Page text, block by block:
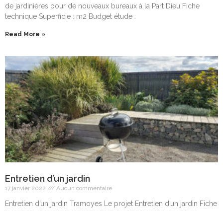
de jardinières pour de nouveaux bureaux à la Part Dieu Fiche
technique Superficie : m2 Budget étude :
Read More »
Entretien d’un jardin
17 janvier 2022 Aucun commentaire
Entretien d’un jardin Tramoyes Le projet Entretien d’un jardin Fiche